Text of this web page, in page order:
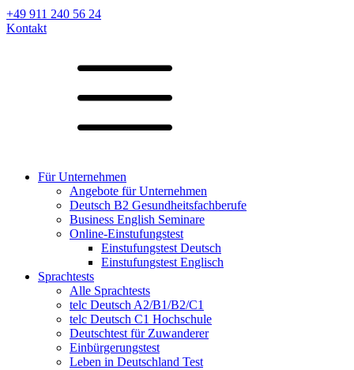
+49 911 240 56 24
Kontakt
Für Unternehmen
Angebote für Unternehmen
Deutsch B2 Gesundheitsfachberufe
Business English Seminare
Online-Einstufungstest
Einstufungstest Deutsch
Einstufungstest Englisch
Sprachtests
Alle Sprachtests
telc Deutsch A2/B1/B2/C1
telc Deutsch C1 Hochschule
Deutschtest für Zuwanderer
Einbürgerungstest
Leben in Deutschland Test